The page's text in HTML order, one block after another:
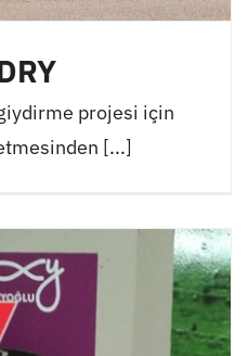
projesi için
[...]